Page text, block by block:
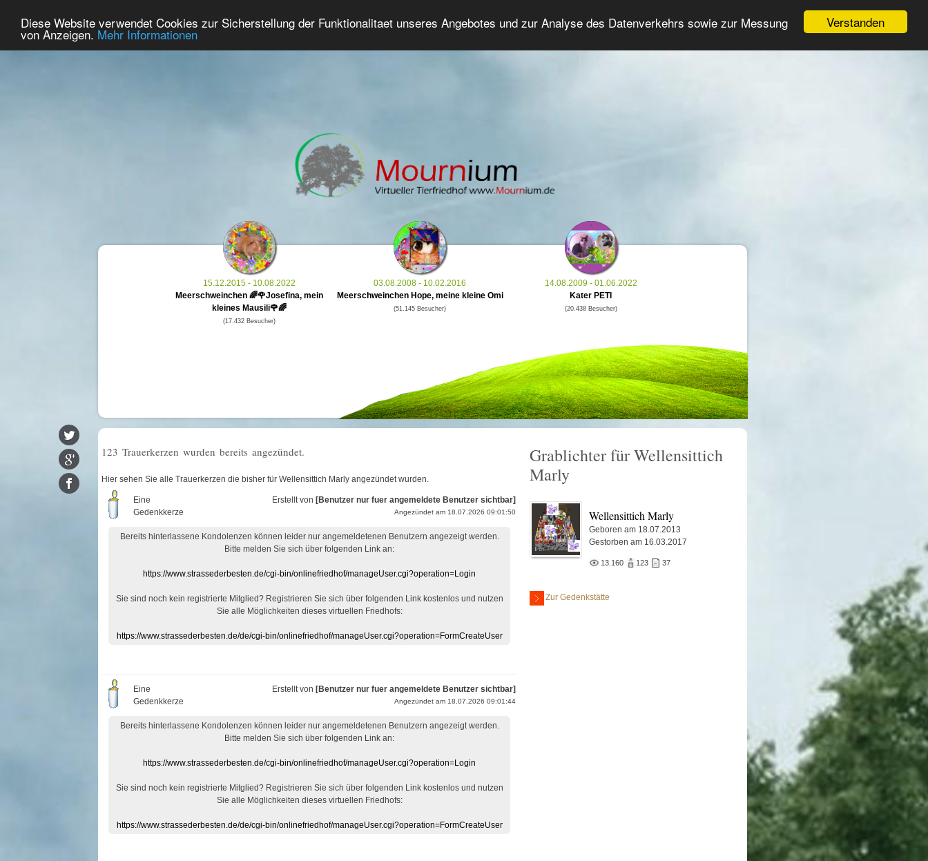
Verstanden
Diese Website verwendet Cookies zur Sicherstellung der Funktionalitaet unseres Angebotes und zur Analyse des Datenverkehrs sowie zur Messung
von Anzeigen. Mehr Informationen
Home Premium Gedenken Tierforum Erweiterte Suche Anmelden
15.12.2015 - 10.08.2022
Meerschweinchen 🌈🌹Josefina, mein
kleines Mausili🌹🌈
(17.432 Besucher)
03.08.2008 - 10.02.2016
Meerschweinchen Hope, meine kleine Omi
(51.145 Besucher)
14.08.2009 - 01.06.2022
Kater PETI
(20.438 Besucher)
123 Trauerkerzen wurden bereits angezündet.
Hier sehen Sie alle Trauerkerzen die bisher für Wellensittich Marly angezündet wurden.
Eine
Gedenkkerze
Erstellt von [Benutzer nur fuer angemeldete Benutzer sichtbar]
Angezündet am 18.07.2026 09:01:50
Bereits hinterlassene Kondolenzen können leider nur angemeldetenen Benutzern angezeigt werden.
Bitte melden Sie sich über folgenden Link an:
https://www.strassederbesten.de/cgi-bin/onlinefriedhof/manageUser.cgi?operation=Login
Sie sind noch kein registrierte Mitglied? Registrieren Sie sich über folgenden Link kostenlos und nutzen
Sie alle Möglichkeiten dieses virtuellen Friedhofs:
https://www.strassederbesten.de/de/cgi-bin/onlinefriedhof/manageUser.cgi?operation=FormCreateUser
Eine
Gedenkkerze
Erstellt von [Benutzer nur fuer angemeldete Benutzer sichtbar]
Angezündet am 18.07.2026 09:01:44
Bereits hinterlassene Kondolenzen können leider nur angemeldetenen Benutzern angezeigt werden.
Bitte melden Sie sich über folgenden Link an:
https://www.strassederbesten.de/cgi-bin/onlinefriedhof/manageUser.cgi?operation=Login
Sie sind noch kein registrierte Mitglied? Registrieren Sie sich über folgenden Link kostenlos und nutzen
Sie alle Möglichkeiten dieses virtuellen Friedhofs:
https://www.strassederbesten.de/de/cgi-bin/onlinefriedhof/manageUser.cgi?operation=FormCreateUser
Grablichter für Wellensittich
Marly
Wellensittich Marly
Geboren am 18.07.2013
Gestorben am 16.03.2017
13.160 123 37
Zur Gedenkstätte